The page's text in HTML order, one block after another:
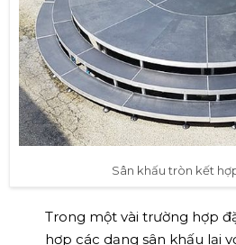
Sân khấu tròn kết
Trong một vài trường hợp
hợp các dạng sân khấu lại